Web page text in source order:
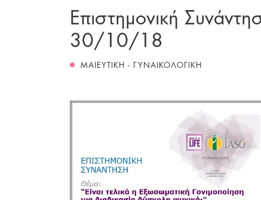
Επιστημονική
30/10/18
ΜΑΙΕΥΤΙΚΗ - ΓΥΝΑΙΚΟΛΟΓΙΚΗ